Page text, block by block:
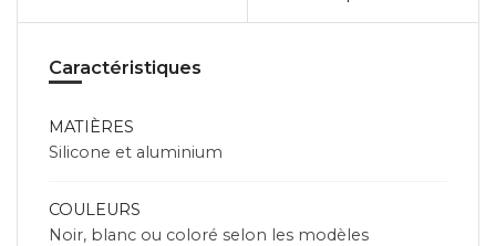
Caractéristiques
MATIÈRES
Silicone et aluminium
COULEURS
Noir, blanc ou coloré selon les modèles